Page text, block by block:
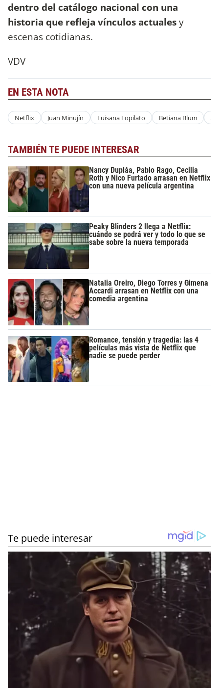
dentro del catálogo nacional con una
historia que refleja vínculos actualesy
escenas cotidianas.
VDV
EN ESTA NOTA
Netflix Juan Minujín Luisana Lopilato Betiana Blum
TAMBIÉN TE PUEDE INTERESAR
Nancy Dupláa, Pablo Rago, Cecilia
Roth y Nico Furtado arrasan en Netflix
con una nueva película argentina
Peaky Blinders 2 llega a Netflix:
cuándo se podrá ver y todo lo que se
sabe sobre la nueva temporada
Natalia Oreiro, Diego Torres y Gimena
Accardi arrasan en Netflix con una
comedia argentina
Romance, tensión y tragedia: las 4
películas más vista de Netflix que
nadie se puede perder